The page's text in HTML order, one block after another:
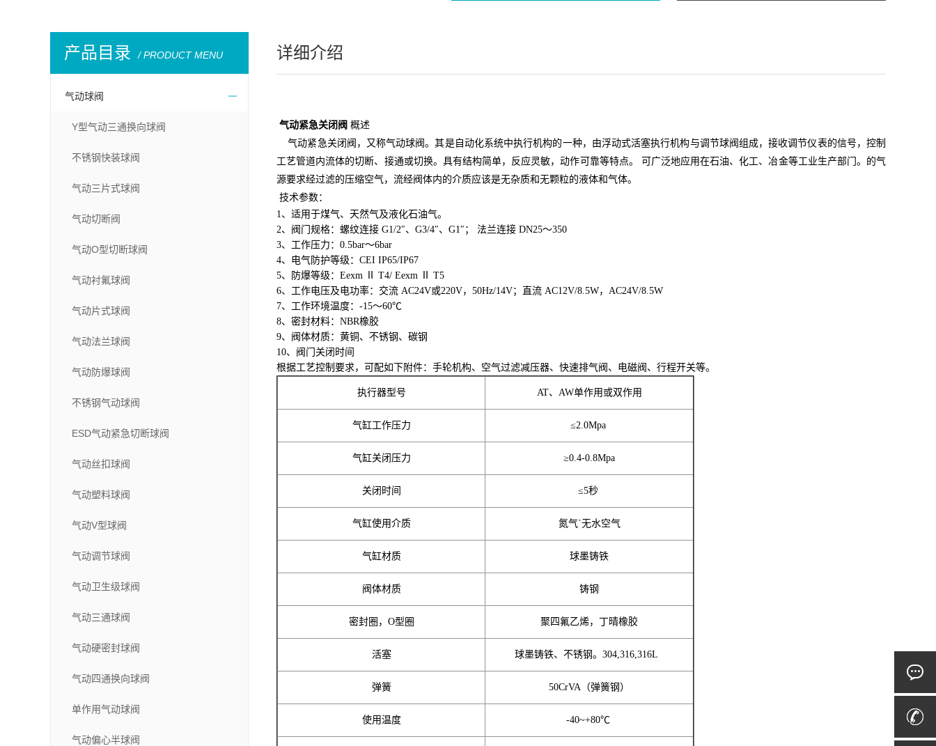
产品目录 / PRODUCT MENU
气动球阀
Y型气动三通换向球阀
不锈钢快装球阀
气动三片式球阀
气动切断阀
气动O型切断球阀
气动衬氟球阀
气动片式球阀
气动法兰球阀
气动防爆球阀
不锈钢气动球阀
ESD气动紧急切断球阀
气动丝扣球阀
气动塑料球阀
气动V型球阀
气动调节球阀
气动卫生级球阀
气动三通球阀
气动硬密封球阀
气动四通换向球阀
单作用气动球阀
气动偏心半球阀
详细介绍
气动紧急关闭阀 概述
气动紧急关闭阀，又称气动球阀。其是自动化系统中执行机构的一种，由浮动式活塞执行机构与调节球阀组成，接收调节仪表的信号，控制
工艺管道内流体的切断、接通或切换。具有结构简单，反应灵敏，动作可靠等特点。 可广泛地应用在石油、化工、冶金等工业生产部门。的气
源要求经过滤的压缩空气，流经阀体内的介质应该是无杂质和无颗粒的液体和气体。
技术参数：
1、适用于煤气、天然气及液化石油气。
2、阀门规格：螺纹连接 G1/2″、G3/4″、G1″； 法兰连接 DN25～350
3、工作压力：0.5bar～6bar
4、电气防护等级：CEI IP65/IP67
5、防爆等级：Eexm Ⅱ T4/ Eexm Ⅱ T5
6、工作电压及电功率：交流 AC24V或220V，50Hz/14V；直流 AC12V/8.5W，AC24V/8.5W
7、工作环境温度：-15～60℃
8、密封材料：NBR橡胶
9、阀体材质：黄铜、不锈钢、碳钢
10、阀门关闭时间
根据工艺控制要求，可配如下附件：手轮机构、空气过滤减压器、快速排气阀、电磁阀、行程开关等。
执行器型号 AT、AW单作用或双作用
气缸工作压力 ≤2.0Mpa
气缸关闭压力 ≥0.4-0.8Mpa
关闭时间 ≤5秒
气缸使用介质 氮气`无水空气
气缸材质 球墨铸铁
阀体材质 铸钢
密封圈，O型圈 聚四氟乙烯，丁晴橡胶
活塞 球墨铸铁、不锈钢。304,316,316L
弹簧 50CrVA（弹簧钢）
使用温度 -40~+80℃